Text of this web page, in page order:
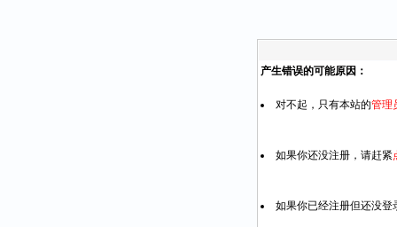
产生错误的可能原因：
对不起，只有本站的管理
如果你还没注册，请赶紧
如果你已经注册但还没登